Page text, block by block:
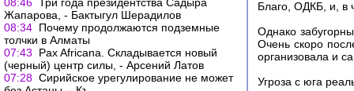
Жапарова, - Бактыгул Шерадилов
08:34 Почему продолжаются подземные
толчки в Алматы
07:43
Pax Africana. Складывается новый
(черный) центр силы, - Арсений Латов
07:28 Сирийское урегулирование не может
Благо, ОДКБ, и, в
Однако
Очень скоро
организовала и
Угроза с юга